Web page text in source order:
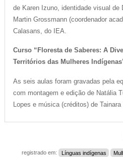
de Karen Izuno, identidade visual de
Martin Grossmann (coordenador
Calasans, do IEA.
Curso “Floresta de Saberes: A
Territórios das Mulheres
As seis aulas foram gravadas pela
com montagem e edição de Natália
Lopes e música (créditos) de Tainara
registrado em: Línguas indígenas